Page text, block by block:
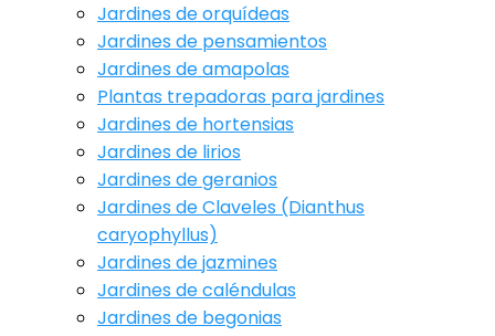
Jardines de orquídeas
Jardines de pensamientos
Jardines de amapolas
Plantas trepadoras para jardines
Jardines de hortensias
Jardines de lirios
Jardines de geranios
Jardines de Claveles (Dianthus
caryophyllus)
Jardines de jazmines
Jardines de caléndulas
Jardines de begonias